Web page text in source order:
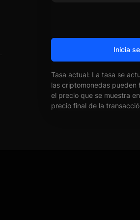
Inicia
Tasa actual: La tasa se
las criptomonedas pueden
el precio que se muestra
precio final de la